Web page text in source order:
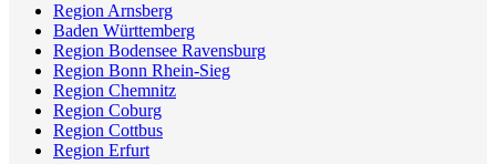
Region Arnsberg
Baden Württemberg
Region Bodensee Ravensburg
Region Bonn Rhein-Sieg
Region Chemnitz
Region Coburg
Region Cottbus
Region Erfurt